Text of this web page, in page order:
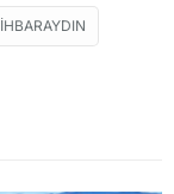
IHBARAYDIN